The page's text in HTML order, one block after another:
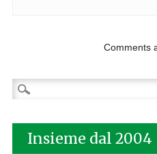
Comments
Ricerca
per:
Insieme dal 2004